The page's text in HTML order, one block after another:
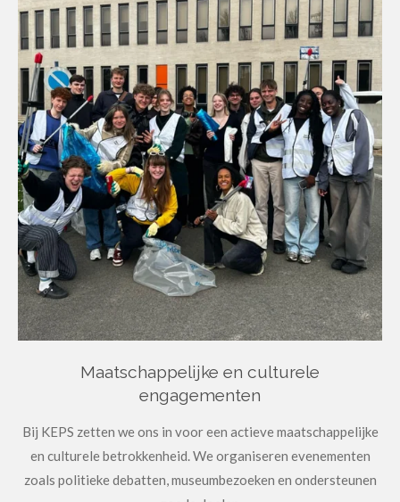
Maatschappelijke en culturele
engagementen
Bij KEPS zetten we ons in voor een actieve maatschappelijke
en culturele betrokkenheid.We organiseren evenementen
zoals politieke debatten, museumbezoeken en ondersteunen